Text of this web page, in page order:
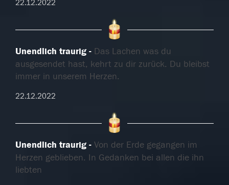
22.12.2022
Unendlich traurig
Das Lachen was du
ausgesendet hast, kehrt zu dir zurück. Du bleibst
immer in unserem Herzen.
22.12.2022
Unendlich traurig
Von der Erde gegangen im
Herzen geblieben. In Gedanken bei allen die ihn
liebten